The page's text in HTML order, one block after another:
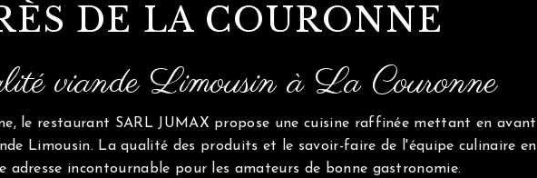
DE LA COURONNE
viande Limousin à La Couronne
le restaurant SARL JUMAX propose une cuisine raffinée mettant en avant
Limousin. La qualité des produits et le savoir-faire de l'équipe culinaire en
adresse incontournable pour les amateurs de bonne gastronomie.